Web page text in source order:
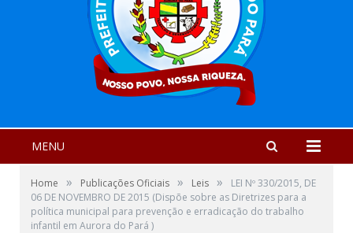
MENU
Home » Publicações Oficiais » Leis »
LEI Nº 330/2015, DE
06 DE NOVEMBRO DE 2015 (Dispõe sobre as Diretrizes para a
política municipal para prevenção e erradicação do trabalho
infantil em Aurora do Pará )